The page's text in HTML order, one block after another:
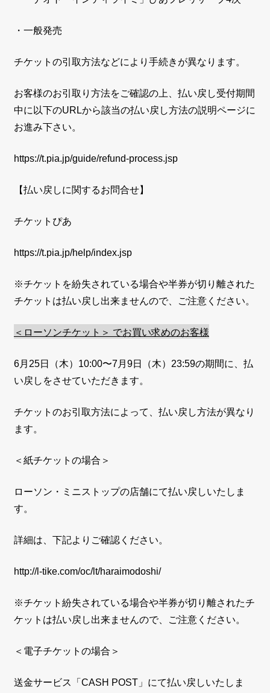
・一般発売
チケットの引取方法などにより手続きが異なります。
お客様のお引取り方法をご確認の上、払い戻し受付期間
中に以下のURLから該当の払い戻し方法の説明ページに
お進み下さい。
https://t.pia.jp/guide/refund-process.jsp
【払い戻しに関するお問合せ】
チケットぴあ
https://t.pia.jp/help/index.jsp
※チケットを紛失されている場合や半券が切り離された
チケットは払い戻し出来ませんので、ご注意ください。
＜ローソンチケット＞ でお買い求めのお客様
6月 25日（木） 10:00〜7月 9日（木） 23:59の期間に、払
い戻しをさせていただきます。
チケットのお引取方法によって、払い戻し方法が異なり
ます。
＜紙チケットの場合＞
ローソン・ミニストップの店舗にて払い戻しいたしま
す。
詳細は、下記よりご確認ください。
http://l-tike.com/oc/lt/haraimodoshi/
※チケット紛失されている場合や半券が切り離されたチ
ケットは払い戻し出来ませんので、ご注意ください。
＜電子チケットの場合＞
送金サービス「CASH POST」にて払い戻しいたしま